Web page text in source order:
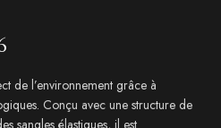
de l’environnement grâce à
Conçu avec une structure de